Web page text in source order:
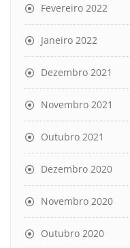
Fevereiro 2022
Janeiro 2022
Dezembro 2021
Novembro 2021
Outubro 2021
Dezembro 2020
Novembro 2020
Outubro 2020